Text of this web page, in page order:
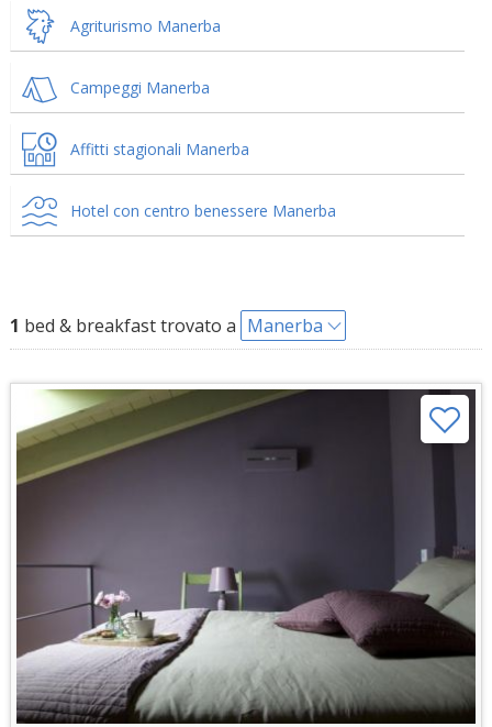
Agriturismo Manerba
Campeggi Manerba
Affitti stagionali Manerba
Hotel con centro benessere Manerba
1 bed & breakfast trovato a Manerba